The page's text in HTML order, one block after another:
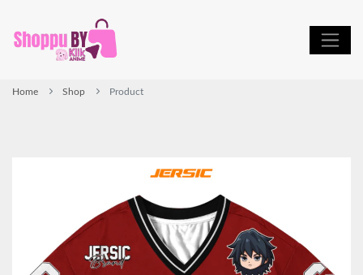
Home Shop Product